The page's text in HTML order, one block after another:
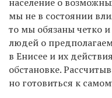
мы не в состоянии
то мы обязаны четко
людей о
в Енисее и их
обстановке.
но готовиться к